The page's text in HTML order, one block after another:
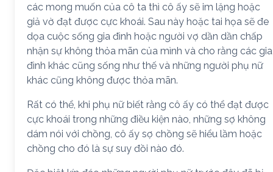
các mong muốn của cô ta thì cô ấy sẽ im lặng hoặc
giả vờ đạt được cực khoái. Sau này hoặc tai họa sẽ đe
dọa cuộc sống gia đình hoặc người vợ dần dần chấp
nhận sự không thỏa mãn của mình và cho rằng các gia
đình khác cũng sống như thế và những người phụ nữ
khác cũng không được thỏa mãn.
Rất có thể, khi phụ nữ biết rằng cô ấy có thể đạt được
cực khoái trong những điều kiện nào, những sợ không
dám nói với chồng, cô ấy sợ chồng sẽ hiểu lầm hoặc
chồng cho đó là sự suy đồi nào đó.